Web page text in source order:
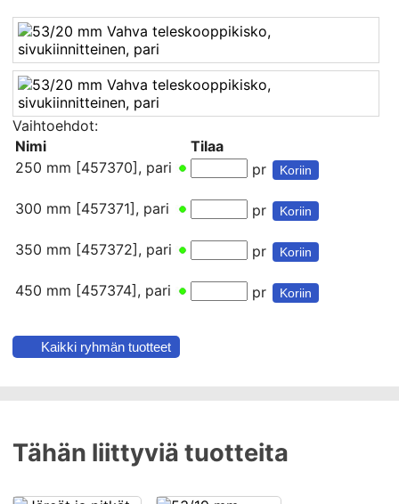
Vaihtoehdot:
Nimi
Tilaa
250 mm [457370], pari
pr Koriin
300 mm [457371], pari pr Koriin
350 mm [457372], pari pr Koriin
450 mm [457374], pari pr Koriin
Kaikki ryhmän tuotteet
Tähän liittyviä tuotteita